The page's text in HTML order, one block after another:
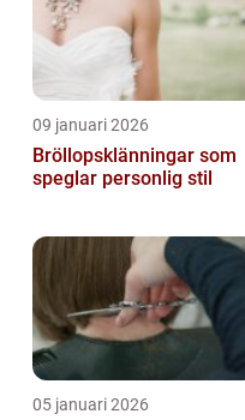
09 januari 2026
Bröllopsklänningar som
speglar personlig stil
05 januari 2026